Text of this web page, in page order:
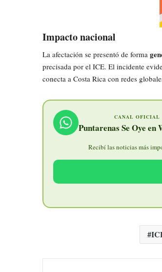
Impacto nacional
La afectación se presentó de forma
precisada por el ICE. El incidente
conecta a Costa Rica con redes
CANAL OFICIAL
Puntarenas Se Oye en
Recibí las noticias más